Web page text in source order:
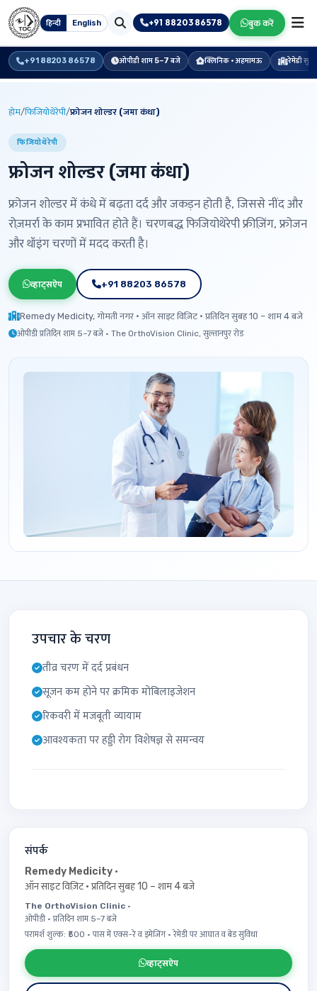
हिन्दी English +91 88203 86578 बुक करें
+91 88203 86578 ओपीडी शाम 5–7 बजे क्लिनिक · अहमामऊ रेमेडी
होम/फिजियोथेरेपी/फ्रोजन शोल्डर (जमा कंधा)
फिजियोथेरेपी
फ्रोजन शोल्डर (जमा कंधा)
फ्रोजन शोल्डर में कंधे में बढ़ता दर्द और जकड़न होती है, जिससे नींद और
रोज़मर्रा के काम प्रभावित होते हैं। चरणबद्ध फिजियोथेरेपी फ्रीज़िंग, फ्रोजन
और थॉइंग चरणों में मदद करती है।
व्हाट्सऐप +91 88203 86578
Remedy Medicity, गोमती नगर · ऑन साइट विज़िट · प्रतिदिन सुबह 10 – शाम 4 बजे
ओपीडी प्रतिदिन शाम 5–7 बजे · The OrthoVision Clinic, सुल्तानपुर रोड
उपचार के चरण
तीव्र चरण में दर्द प्रबंधन
सूजन कम होने पर क्रमिक मोबिलाइजेशन
रिकवरी में मजबूती व्यायाम
आवश्यकता पर हड्डी रोग विशेषज्ञ से समन्वय
संपर्क
Remedy Medicity ·
ऑन साइट विज़िट · प्रतिदिन सुबह 10 – शाम 4 बजे
The OrthoVision Clinic ·
ओपीडी · प्रतिदिन शाम 5–7 बजे
परामर्श शुल्क: ₹500 · पास में एक्स-रे व इमेजिंग · रेमेडी पर आघात व बेड सुविधा
व्हाट्सऐप